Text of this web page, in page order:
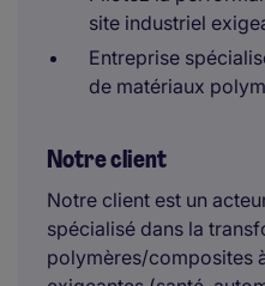
site industriel
Entreprise
de matériaux
Notre client
Notre client est un
spécialisé dans la
polymères/composites